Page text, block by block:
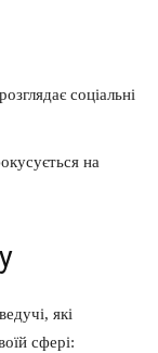
соціальні
на
які
сфері: